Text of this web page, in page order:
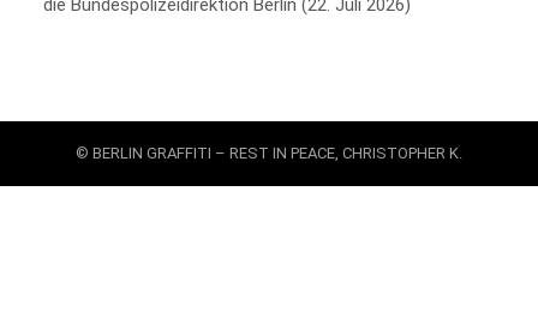
© BERLIN GRAFFITI – REST IN PEACE, CHRISTOPHER K.